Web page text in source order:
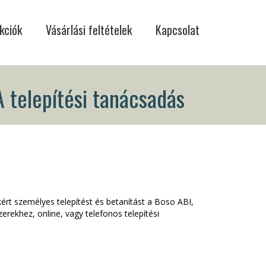
Vásárlási feltételek Kapcsolat
telepítési tanácsadás
személyes telepítést és betanítást a Boso ABI,
online, vagy telefonos telepítési